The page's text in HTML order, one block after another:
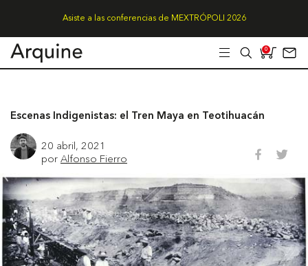
Asiste a las conferencias de MEXTRÓPOLI 2026
0
Escenas Indigenistas: el Tren Maya en Teotihuacán
20 abril, 2021
por Alfonso Fierro